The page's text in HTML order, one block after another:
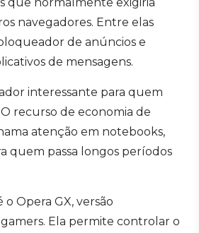
navegadores. Entre elas
de anúncios e
de mensagens.
interessante para quem
recurso de economia de
atenção em notebooks,
quem passa longos períodos
Opera GX, versão
Ela permite controlar o